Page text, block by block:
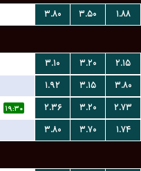
۳.۸۰ ۳.۵۰
۱.۸۸
۳.۱۰ ۳.۲۰
۲.۱۵
۱.۹۲ ۳.۱۵
۳.۸۰
۱۹:۳۰ ۲.۳۶ ۳.۲۰
۲.۷۳
۳.۸۰ ۳.۷۰
۱.۷۴